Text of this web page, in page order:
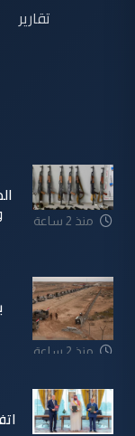
تقارير
منذ 2 ساعة
منذ 2 ساعة